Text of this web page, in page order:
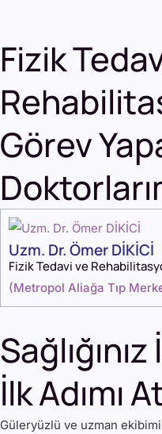
Fizik
Görev
Uzm. Dr. Ömer DİKİCİ
Fizik Tedavi ve
(Metropol Aliağa Tıp
İlk Adımı
Güleryüzlü ve uzman